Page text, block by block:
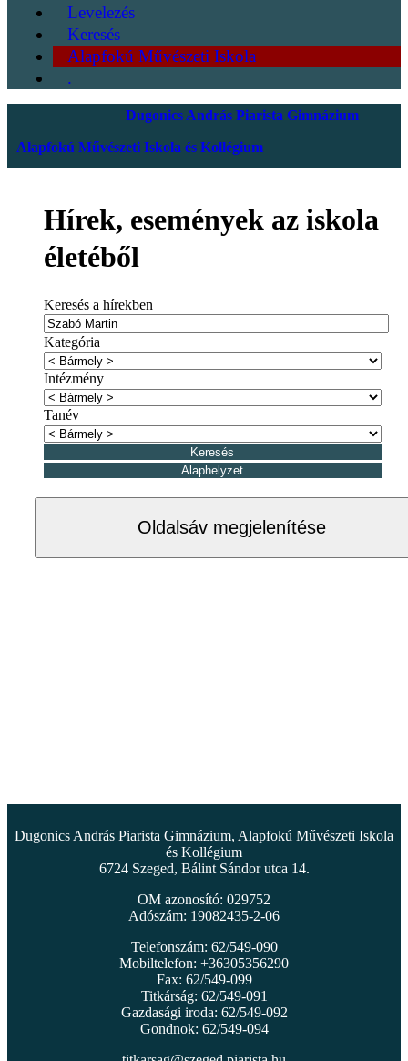
Levelezés
Keresés
Alapfokú Művészeti Iskola
.
Dugonics András Piarista Gimnázium
Alapfokú Művészeti Iskola és Kollégium
Hírek, események az iskola
életéből
Keresés a hírekben
Kategória
Intézmény
Tanév
Oldalsáv megjelenítése
Dugonics András Piarista Gimnázium, Alapfokú Művészeti Iskola
és Kollégium
6724 Szeged, Bálint Sándor utca 14.
OM azonosító: 029752
Adószám: 19082435-2-06
Telefonszám: 62/549-090
Mobiltelefon: +36305356290
Fax: 62/549-099
Titkárság: 62/549-091
Gazdasági iroda: 62/549-092
Gondnok: 62/549-094